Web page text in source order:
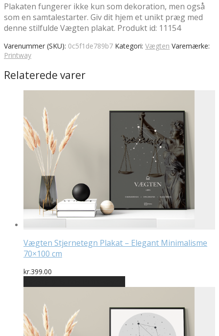
Plakaten fungerer ikke kun som dekoration, men også
som en samtalestarter. Giv dit hjem et unikt præg med
denne stilfulde Vægten plakat. Produkt id: 11154
Varenummer (SKU): 0c5f1de789b7 Kategori: Vægten Varemærke:
Printway
Relaterede varer
Vægten Stjernetegn Plakat – Elegant Minimalisme
70×100 cm
kr.399.00